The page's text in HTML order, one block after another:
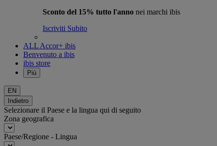
Sconto del 15% tutto l'anno nei marchi ibis
Iscriviti Subito
ALL Accor+ ibis
Benvenuto a ibis
ibis store
Più
EN
Indietro
Selezionare il Paese e la lingua qui di seguito
Zona geografica
Paese/Regione - Lingua